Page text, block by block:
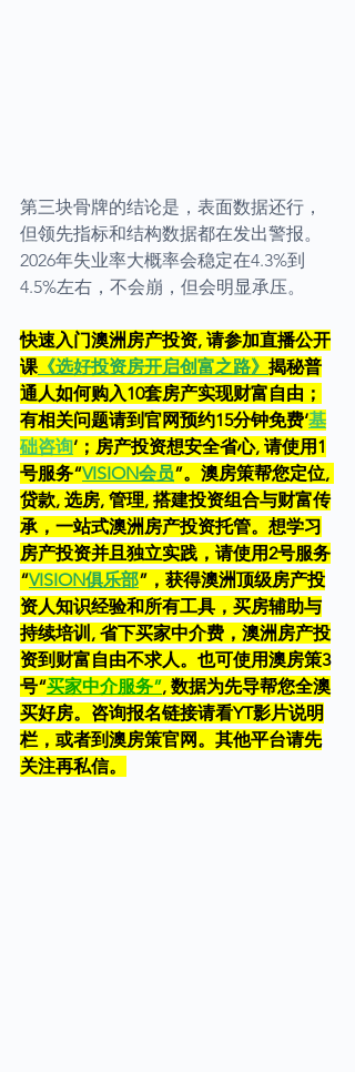
第三块骨牌的结论是，表面数据还行，
但领先指标和结构数据都在发出警报。
2026年失业率大概率会稳定在4.3%到
4.5%左右，不会崩，但会明显承压。
快速入门澳洲房产投资, 请参加直播公开
课 《选好投资房开启创富之路》 揭秘普
通人如何购入10套房产实现财富自由；
有相关问题请到官网预约15分钟免费‘基
础咨询’；房产投资想安全省心, 请使用1
号服务“VISION会员”。澳房策帮您定位,
贷款, 选房, 管理, 搭建投资组合与财富传
承，一站式澳洲房产投资托管。想学习
房产投资并且独立实践，请使用2号服务
“VISION俱乐部”，获得澳洲顶级房产投
资人知识经验和所有工具，买房辅助与
持续培训, 省下买家中介费，澳洲房产投
资到财富自由不求人。也可使用澳房策3
号“买家中介服务”, 数据为先导帮您全澳
买好房。咨询报名链接请看YT影片说明
栏，或者到澳房策官网。其他平台请先
关注再私信。